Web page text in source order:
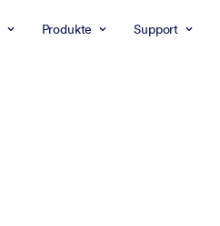
Produkte Support